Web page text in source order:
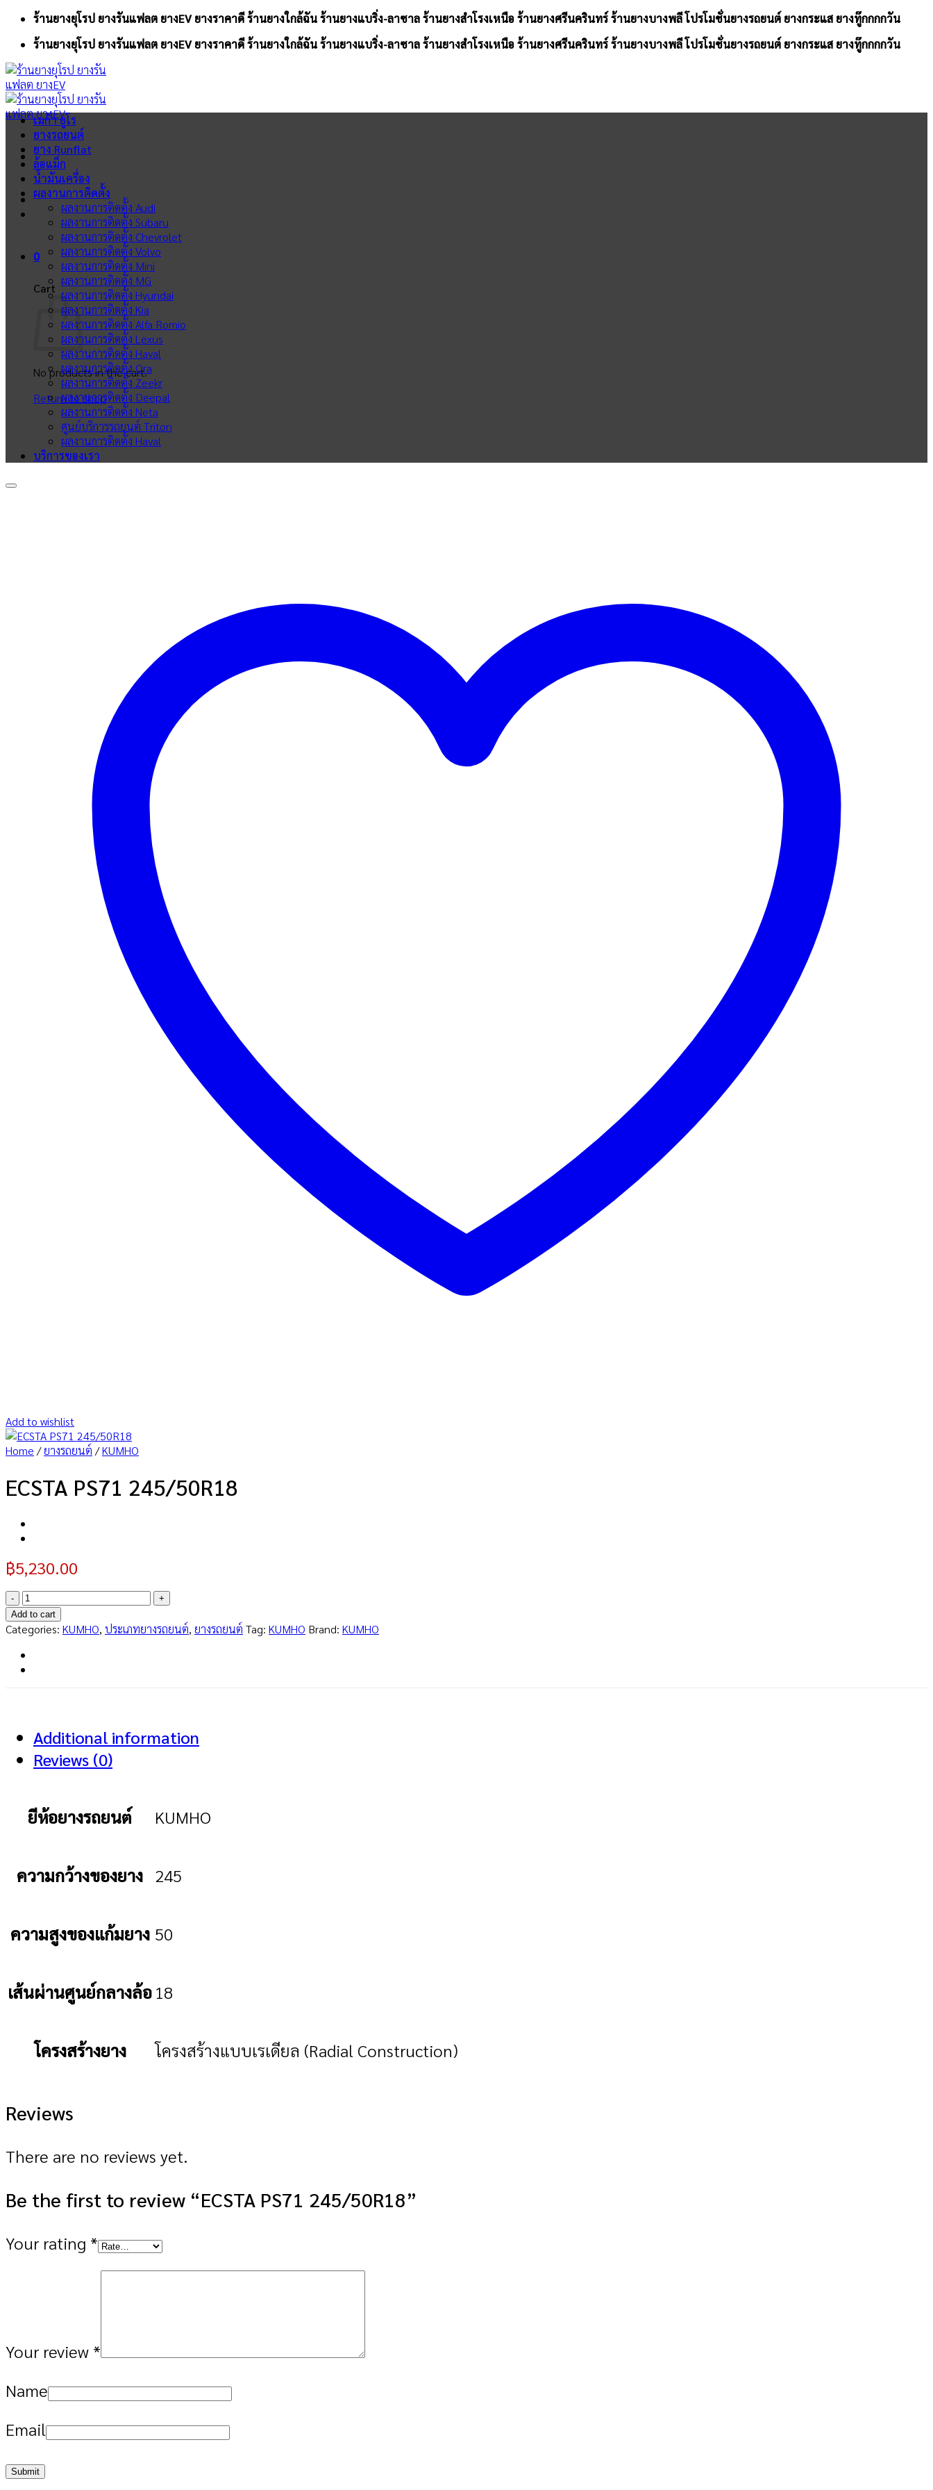
Skip
content
ร้านยางยุโรป ยางรันแฟลต ยางEV ยางราคาดี ร้านยางใกล้ฉัน ร้านยางแบริ่ง-ลาซาล ร้านยางสำโรงเหนือ ร้านยางศรีนครินทร์ ร้านยางบางพลี โปรโมชั่นยางรถยนต์ ยางกระแส ยางทู๊กกกกวัน
ร้านยางยุโรป ยางรันแฟลต ยางEV ยางราคาดี ร้านยางใกล้ฉัน ร้านยางแบริ่ง-ลาซาล ร้านยางสำโรงเหนือ ร้านยางศรีนครินทร์ ร้านยางบางพลี โปรโมชั่นยางรถยนต์ ยางกระแส ยางทู๊กกกกวัน
0
Cart
No products in the cart.
Return to shop
เมก้า ยูโร
ยางรถยนต์
ยาง Runflat
ล้อแม็ก
น้ำมันเครื่อง
ผลงานการติดตั้ง
ผลงานการติดตั้ง Audi
ผลงานการติดตั้ง Subaru
ผลงานการติดตั้ง Chevrolet
ผลงานการติดตั้ง Volvo
ผลงานการติดตั้ง Mini
ผลงานการติดตั้ง MG
ผลงานการติดตั้ง Hyundai
ผลงานการติดตั้ง Kia
ผลงานการติดตั้ง Alfa Romio
ผลงานการติดตั้ง Lexus
ผลงานการติดตั้ง Haval
ผลงานการติดตั้ง Ora
ผลงานการติดตั้ง Zeekr
ผลงานการติดตั้ง Deepal
ผลงานการติดตั้ง Neta
ศูนย์บริการรถยนต์ Triton
ผลงานการติดตั้ง Haval
บริการของเรา
Add to wishlist
Home /ยางรถยนต์ /KUMHO
ECSTA PS71 245/50R18
฿5,230.00
ECSTA
PS71
245/50R18
quantity
Add to cart
Categories: KUMHO, ประเภทยางรถยนต์, ยางรถยนต์ Tag: KUMHO Brand: KUMHO
Additional information
Reviews (0)
ยีห้อยางรถยนต์ KUMHO
ความกว้างของยาง 245
ความสูงของแก้มยาง 50
เส้นผ่านศูนย์กลางล้อ18
โครงสร้างยาง โครงสร้างแบบเรเดียล (Radial Construction)
Reviews
There are no reviews yet.
Be the first to review “ECSTA PS71 245/50R18”
Your rating *
Your review *
Name
Email